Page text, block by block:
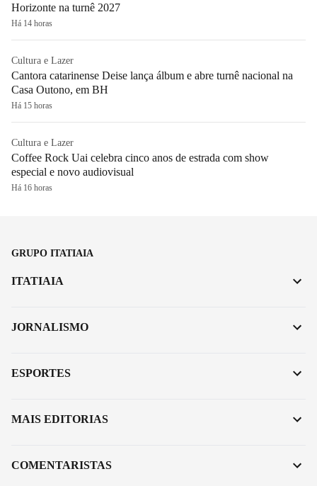
Horizonte na turnê 2027
Há 14 horas
Cultura e Lazer
Cantora catarinense Deise lança álbum e abre turnê nacional na
Casa Outono, em BH
Há 15 horas
Cultura e Lazer
Coffee Rock Uai celebra cinco anos de estrada com show
especial e novo audiovisual
Há 16 horas
GRUPO ITATIAIA
ITATIAIA
JORNALISMO
ESPORTES
MAIS EDITORIAS
COMENTARISTAS